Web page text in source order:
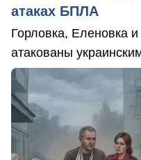
атаках БПЛА
Горловка, Еленовка
атакованы